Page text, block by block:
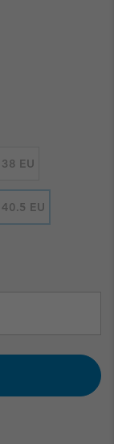
38 EU
40.5 EU